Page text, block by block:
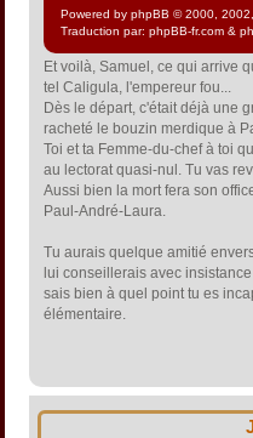
Powered by phpBB © 2000,
Traduction par: phpBB-fr.com &
Et voilà, Samuel, ce qui arrive
tel Caligula, l'empereur fou...
Dès le départ, c'était déjà une
racheté le bouzin merdique à
Toi et ta Femme-du-chef à toi
au lectorat quasi-nul. Tu vas
Aussi bien la mort fera son
Paul-André-Laura.
Tu aurais quelque amitié
lui conseillerais avec
sais bien à quel point tu es
élémentaire.